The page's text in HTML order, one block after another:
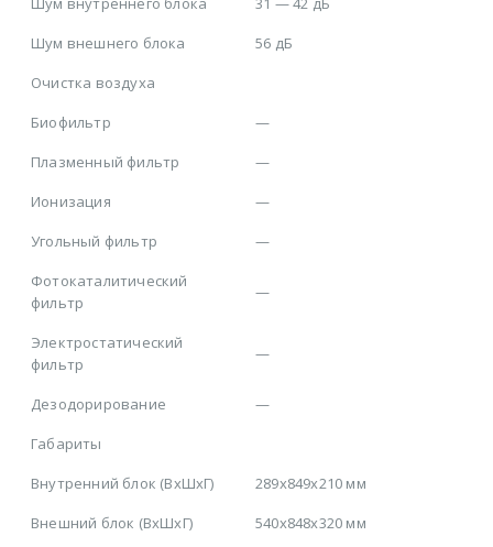
Шум внешнего блока
56 дБ
Очистка воздуха
Биофильтр
—
Плазменный фильтр
—
Ионизация
—
Угольный фильтр
—
Фотокаталитический
фильтр
—
Электростатический
фильтр
—
Дезодорирование
—
Габариты
Внутренний блок (ВхШхГ)
289x849x210 мм
Внешний блок (ВхШхГ)
540x848x320 мм